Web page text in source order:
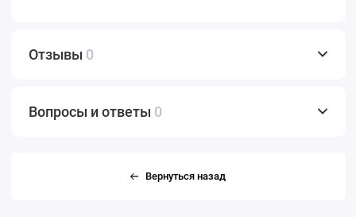
Отзывы 0
Вопросы и ответы 0
Вернуться назад